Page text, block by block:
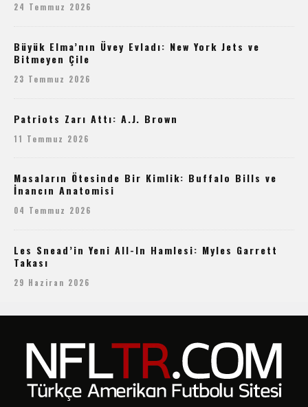
24 Temmuz 2026
Büyük Elma’nın Üvey Evladı: New York Jets ve
Bitmeyen Çile
23 Temmuz 2026
Patriots Zarı Attı: A.J. Brown
11 Temmuz 2026
Masaların Ötesinde Bir Kimlik: Buffalo Bills ve
İnancın Anatomisi
04 Temmuz 2026
Les Snead’in Yeni All-In Hamlesi: Myles Garrett
Takası
29 Haziran 2026